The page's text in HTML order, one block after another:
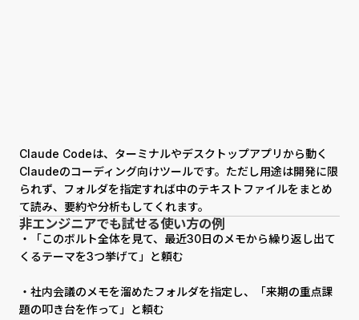
Claude Codeは、ターミナルやデスクトップアプリから動く
Claudeのコーディング向けツールです。ただし用途は開発に限
られず、フォルダを指定すれば中のテキストファイルをまとめ
て読み、要約や分析もしてくれます。
非エンジニアでも試せる使い方の例
・「このボルト全体を見て、最近30日のメモから繰り返し出て
くるテーマを3つ挙げて」と頼む
・社内会議のメモを溜めたフォルダを指定し、「来期の重点課
題の叩き台を作って」と頼む